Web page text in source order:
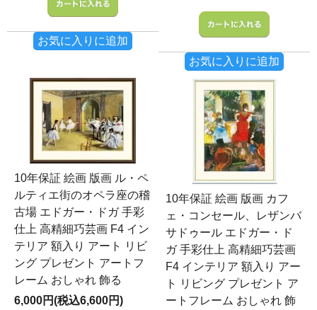
お気に入りに追加
お気に入りに追加
10年保証 絵画 版画 ル・ペ
ルティエ街のオペラ座の稽
古場 エドガー・ドガ 手彩
仕上 高精細巧芸画 F4 イン
テリア 額入り アート リビ
ング プレゼント アートフ
レーム おしゃれ 飾る
6,000円(税込6,600円)
10年保証 絵画 版画 カフ
ェ・コンセール、レザンバ
サドゥール エドガー・ド
ガ 手彩仕上 高精細巧芸画
F4 インテリア 額入り アー
ト リビング プレゼント ア
ートフレーム おしゃれ 飾